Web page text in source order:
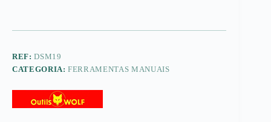
Star
REF:DSM19
CATEGORIA:FERRAMENTAS MANUAIS